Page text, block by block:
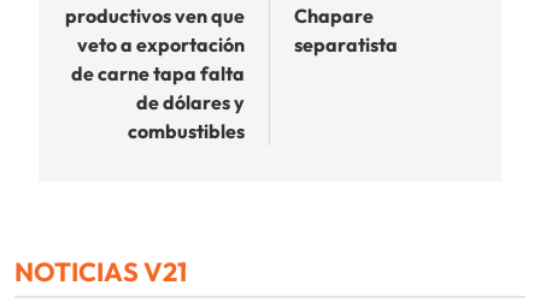
entradas
productivos ven que
veto a exportación
de carne tapa falta
de dólares y
combustibles
Chapare
separatista
NOTICIAS V21